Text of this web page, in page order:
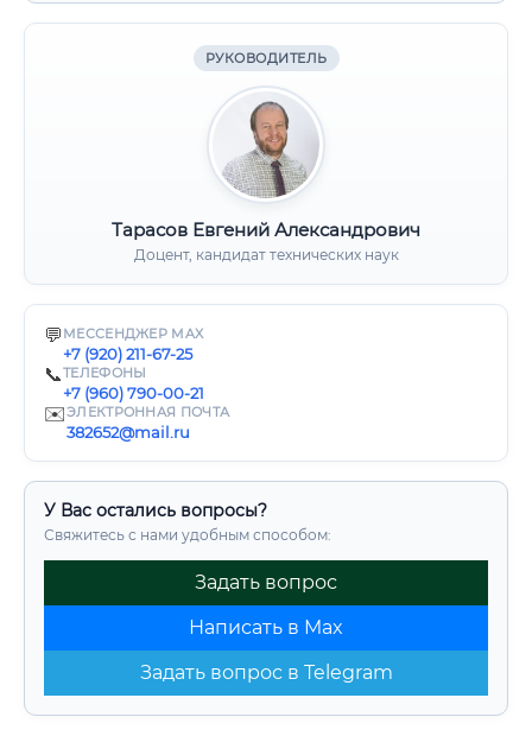
РУКОВОДИТЕЛЬ
Тарасов Евгений Александрович
Доцент, кандидат технических наук
💬 МЕССЕНДЖЕР MAX
+7 (920) 211-67-25
📞ТЕЛЕФОНЫ
+7 (960) 790-00-21
✉️ЭЛЕКТРОННАЯ ПОЧТА
382652@mail.ru
У Вас остались вопросы?
Свяжитесь с нами удобным способом:
Задать вопрос
Написать в Max
Задать вопрос в Telegram